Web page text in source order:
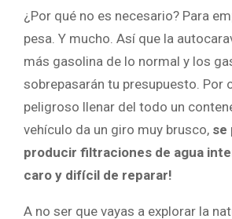
¿Por qué no es necesario? Para
pesa. Y mucho. Así que la
más gasolina de lo normal y los
sobrepasarán tu presupuesto. Por
peligroso llenar del todo un
vehículo da un giro muy brusco, se
producir filtraciones de agua
caro y difícil de reparar!
A no ser que vayas a explorar la